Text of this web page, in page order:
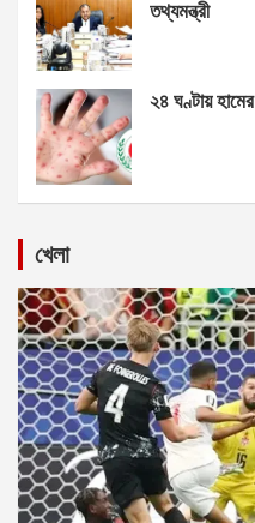
তথ্যমন্ত্রী
২৪ ঘণ্টায়
খেলা